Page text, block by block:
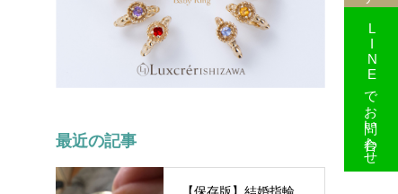
最近の記事
【保存版】結婚指輪
LINEでお問い合わせ